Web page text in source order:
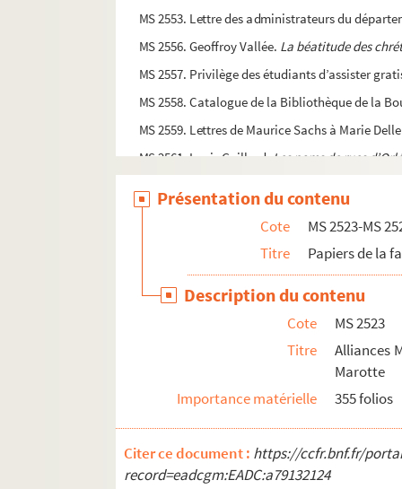
MS 2553. Lettre des administrateurs du
MS 2556. Geoffroy Vallée. La béatitude des
MS 2557. Privilège des étudiants d’assister
MS 2558. Catalogue de la Bibliothèque de la
MS 2559. Lettres de Maurice Sachs à Marie
MS 2561. Louis Gaillard. Les noms de rues
MS 2563. Extraits des généalogies manuscrites
MS 2569. Documents de la Bibliothèque
L’Oeuvre des Prisons
MS 2573. Raymond Prévost. Lettres à M. Billault
MS 2575. Syndicat agricole d’Amilly. Statuts
MS 2576.Chant de triomphe pour le jour de
MS 2583. Cérémonial de l’église d’Orléans à
Présentation du contenu
Cote
MS 2523-MS
Titre
Papiers de la
Description du contenu
Cote
MS 2523
Titre
Alliances
Marotte
Importance matérielle
355 folios
Citer ce document : https://ccfr.bnf.fr/
record=eadcgm:EADC:a79132124